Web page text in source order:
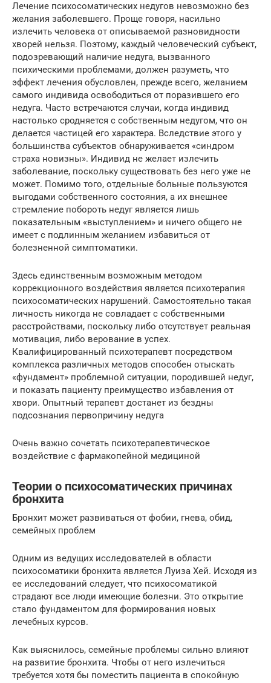
Лечение психосоматических недугов невозможно без
желания заболевшего. Проще говоря, насильно
излечить человека от описываемой разновидности
хворей нельзя. Поэтому, каждый человеческий субъект,
подозревающий наличие недуга, вызванного
психическими проблемами, должен разуметь, что
эффект лечения обусловлен, прежде всего, желанием
самого индивида освободиться от поразившего его
недуга. Часто встречаются случаи, когда индивид
настолько сродняется с собственным недугом, что он
делается частицей его характера. Вследствие этого у
большинства субъектов обнаруживается «синдром
страха новизны». Индивид не желает излечить
заболевание, поскольку существовать без него уже не
может. Помимо того, отдельные больные пользуются
выгодами собственного состояния, а их внешнее
стремление побороть недуг является лишь
показательным «выступлением» и ничего общего не
имеет с подлинным желанием избавиться от
болезненной симптоматики.
Здесь единственным возможным методом
коррекционного воздействия является психотерапия
психосоматических нарушений. Самостоятельно такая
личность никогда не совладает с собственными
расстройствами, поскольку либо отсутствует реальная
мотивация, либо верование в успех.
Квалифицированный психотерапевт посредством
комплекса различных методов способен отыскать
«фундамент» проблемной ситуации, породившей недуг,
и показать пациенту преимущество избавления от
хвори. Опытный терапевт достанет из бездны
подсознания первопричину недуга
Очень важно сочетать психотерапевтическое
воздействие с фармакопейной медициной
Теории о психосоматических причинах
бронхита
Бронхит может развиваться от фобии, гнева, обид,
семейных проблем
Одним из ведущих исследователей в области
психосоматики бронхита является Луиза Хей. Исходя из
ее исследований следует, что психосоматикой
страдают все люди имеющие болезни. Это открытие
стало фундаментом для формирования новых
лечебных курсов.
Как выяснилось, семейные проблемы сильно влияют
на развитие бронхита. Чтобы от него излечиться
требуется хотя бы поместить пациента в спокойную